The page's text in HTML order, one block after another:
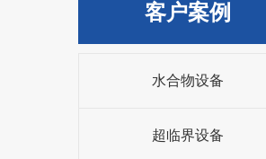
客户案例
水合物设备
超临界设备